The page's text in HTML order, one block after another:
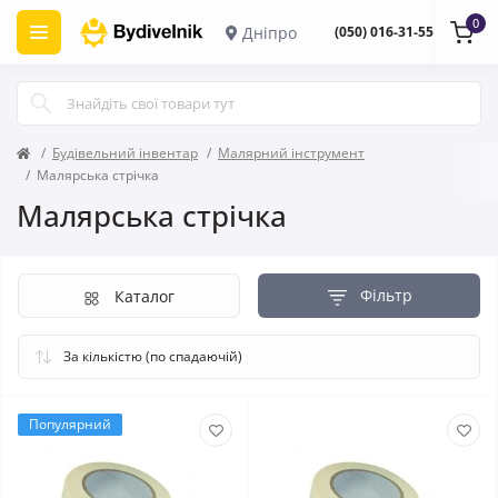
Дніпро (050) 016-31-55 0
Будівельний інвентар
Малярний інструмент
Малярська стрічка
Малярська стрічка
Фільтр
Каталог
Популярний